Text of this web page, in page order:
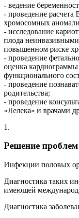
- ведение
- проведение расчета
хромосомных
- исследование
плода
повышенном риске
- проведение
оценка
функционального
- проведение
родительства;
- проведение
«Лелека» и врачами
1.
Решение
Инфекции половых
Диагностика таких
имеющей
Диагностика